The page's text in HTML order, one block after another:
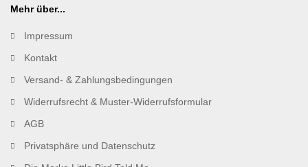
Mehr über...
Impressum
Kontakt
Versand- & Zahlungsbedingungen
Widerrufsrecht & Muster-Widerrufsformular
AGB
Privatsphäre und Datenschutz